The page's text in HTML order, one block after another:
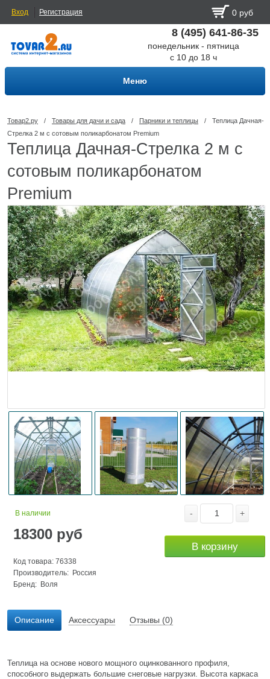
Вход Регистрация 0 руб
8 (495) 641-86-35
понедельник - пятница
с 10 до 18 ч
Меню
Товар2.ру / Товары для дачи и сада / Парники и теплицы /
Теплица Дачная-
Стрелка 2 м c сотовым поликарбонатом Premium
Теплица Дачная-Стрелка 2 м c
сотовым поликарбонатом
Premium
В наличии
18300 руб
Код товара: 76338
Производитель: Россия
Бренд: Воля
- +
В корзину
Описание Аксессуары Отзывы (0)
Теплица на основе нового мощного оцинкованного профиля,
способного выдержать большие снеговые нагрузки. Высота каркаса